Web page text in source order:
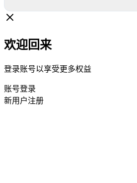
欢迎回来
登录账号以享受更多权益
账号登录
新用户注册